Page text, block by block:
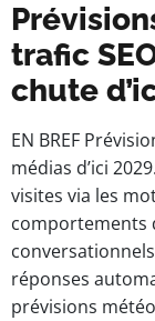
trafic
chute
EN BREF
médias d’ici
visites via les
comportements
réponses
prévisions